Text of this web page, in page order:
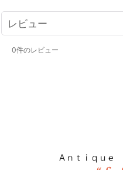
レビュー
0件のレビュー